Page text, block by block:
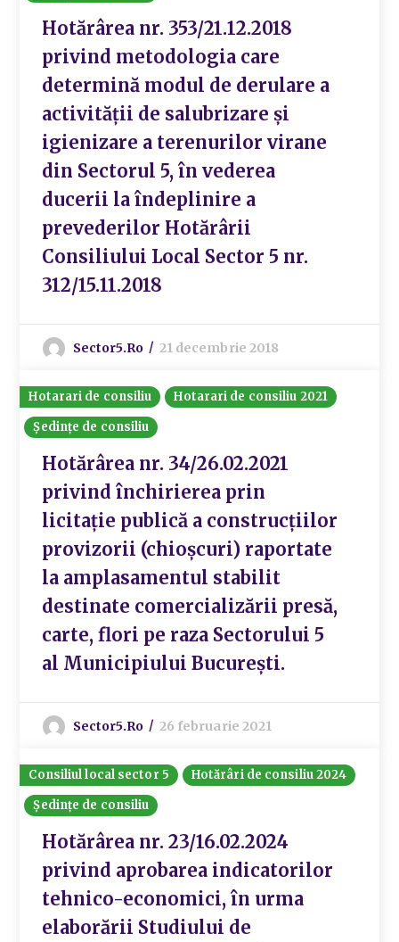
Hotărârea nr. 353/21.12.2018
privind metodologia care
determină modul de derulare a
activității de salubrizare și
igienizare a terenurilor virane
din Sectorul 5, în vederea
ducerii la îndeplinire a
prevederilor Hotărârii
Consiliului Local Sector 5 nr.
312/15.11.2018
Sector5.ro 21 decembrie 2018
Hotarari de consiliu
Hotarari de consiliu 2021
Ședințe de consiliu
Hotărârea nr. 34/26.02.2021
privind închirierea prin
licitație publică a construcțiilor
provizorii (chioșcuri) raportate
la amplasamentul stabilit
destinate comercializării presă,
carte, flori pe raza Sectorului 5
al Municipiului București.
Sector5.ro 26 februarie 2021
Consiliul local sector 5
Hotărâri de consiliu 2024
Ședințe de consiliu
Hotărârea nr. 23/16.02.2024
privind aprobarea indicatorilor
tehnico-economici, în urma
elaborării Studiului de